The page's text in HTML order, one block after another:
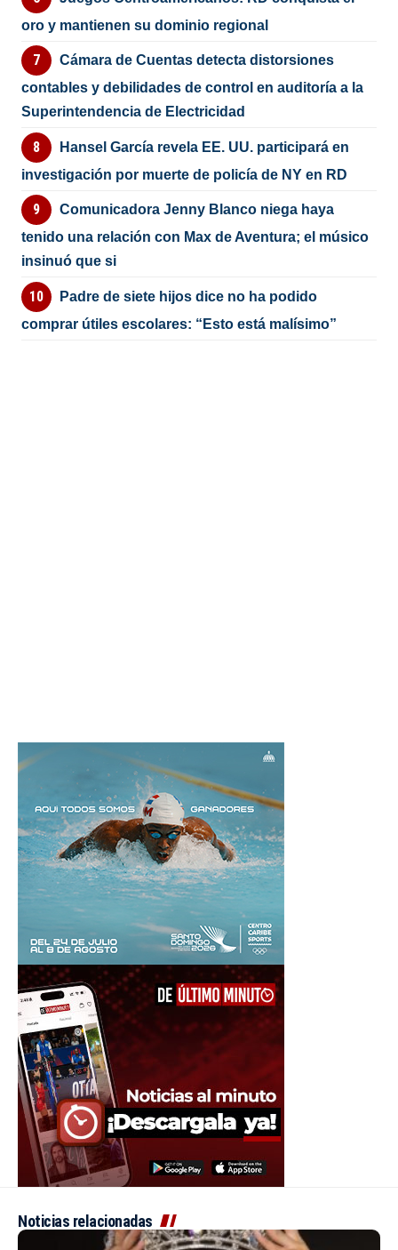
oro y mantienen su dominio regional
Cámara de Cuentas detecta distorsiones
contables y debilidades de control en auditoría a la
Superintendencia de Electricidad
Hansel García revela EE. UU. participará en
investigación por muerte de policía de NY en RD
Comunicadora Jenny Blanco niega haya
tenido una relación con Max de Aventura; el músico
insinuó que si
Padre de siete hijos dice no ha podido
comprar útiles escolares: “Esto está malísimo”
Noticias relacionadas